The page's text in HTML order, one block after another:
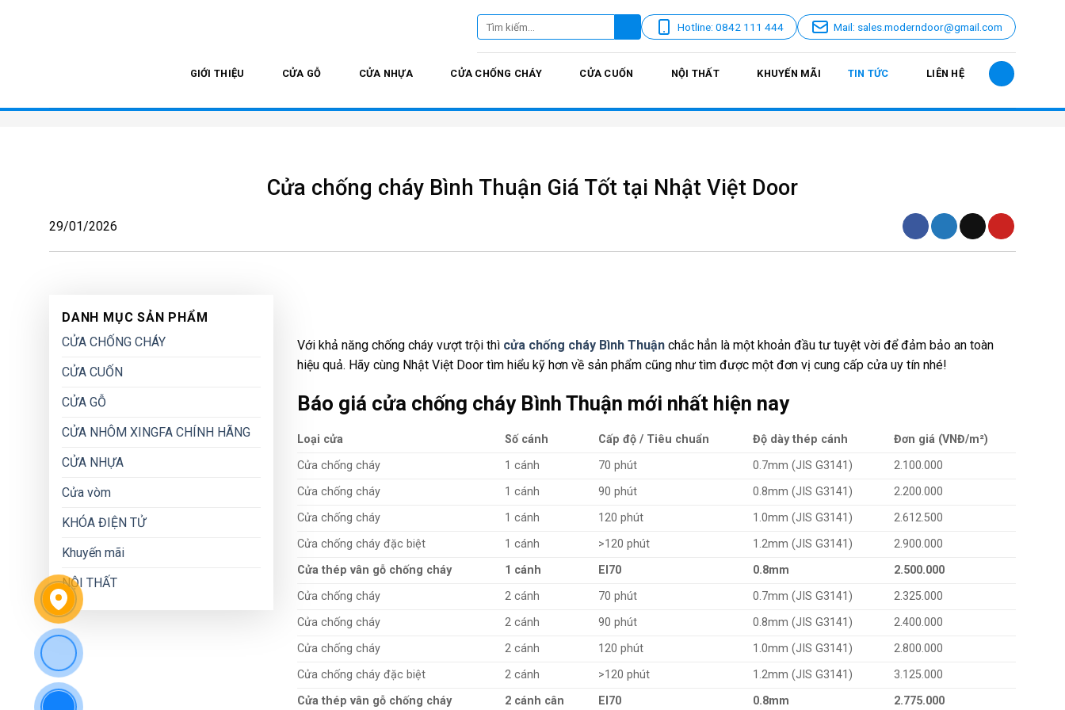
Tìm
kiếm:
Hotline: 0842 111 444 Mail: sales.moderndoor@gmail.com
GIỚI THIỆU CỬA GỖ CỬA NHỰA CỬA CHỐNG CHÁY CỬA CUỐN NỘI THẤT KHUYẾN MÃI TIN TỨC LIÊN HỆ
Cửa chống cháy Bình Thuận Giá Tốt tại Nhật Việt Door
29/01/2026
DANH MỤC SẢN PHẨM
CỬA CHỐNG CHÁY
CỬA CUỐN
CỬA GỖ
CỬA NHÔM XINGFA CHÍNH HÃNG
CỬA NHỰA
Cửa vòm
KHÓA ĐIỆN TỬ
Khuyến mãi
NỘI THẤT
Với khả năng chống cháy vượt trội thì cửa chống cháy Bình Thuậnchắc hẳn là một khoản đầu tư tuyệt vời để đảm bảo an toàn
hiệu quả. Hãy cùng Nhật Việt Door tìm hiểu kỹ hơn về sản phẩm cũng như tìm được một đơn vị cung cấp cửa uy tín nhé!
Báo giá cửa chống cháy Bình Thuận mới nhất hiện nay
Loại cửa Số cánh Cấp độ / Tiêu chuẩn Độ dày thép cánh
Đơn giá (VNĐ/m²)
Cửa chống cháy
1 cánh 70 phút 0.7mm (JIS G3141)
2.100.000
Cửa chống cháy
1 cánh 90 phút 0.8mm (JIS G3141)
2.200.000
Cửa chống cháy
1 cánh 120 phút 1.0mm (JIS G3141)
2.612.500
Cửa chống cháy đặc biệt
1 cánh >120 phút 1.2mm (JIS G3141)
2.900.000
Cửa thép vân gỗ chống cháy
1 cánh EI70 0.8mm
2.500.000
Cửa chống cháy
2 cánh 70 phút 0.7mm (JIS G3141)
2.325.000
Cửa chống cháy
2 cánh 90 phút 0.8mm (JIS G3141)
2.400.000
Cửa chống cháy
2 cánh 120 phút 1.0mm (JIS G3141)
2.800.000
Cửa chống cháy đặc biệt
2 cánh >120 phút 1.2mm (JIS G3141)
3.125.000
Cửa thép vân gỗ chống cháy
2 cánh cân EI70 0.8mm 2.775.000